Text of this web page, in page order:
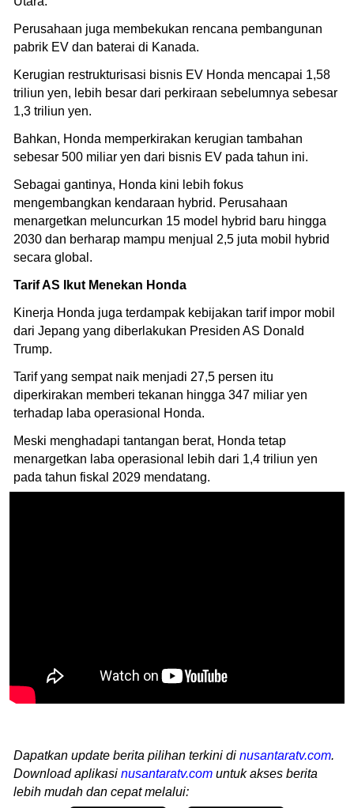
Perusahaan juga membekukan rencana pembangunan
pabrik EV dan baterai di Kanada.
Kerugian restrukturisasi bisnis EV Honda mencapai 1,58
triliun yen, lebih besar dari perkiraan sebelumnya sebesar
1,3 triliun yen.
Bahkan, Honda memperkirakan kerugian tambahan
sebesar 500 miliar yen dari bisnis EV pada tahun ini.
Sebagai gantinya, Honda kini lebih fokus
mengembangkan kendaraan hybrid. Perusahaan
menargetkan meluncurkan 15 model hybrid baru hingga
2030 dan berharap mampu menjual 2,5 juta mobil hybrid
secara global.
Tarif AS Ikut Menekan Honda
Kinerja Honda juga terdampak kebijakan tarif impor mobil
dari Jepang yang diberlakukan Presiden AS Donald
Trump.
Tarif yang sempat naik menjadi 27,5 persen itu
diperkirakan memberi tekanan hingga 347 miliar yen
terhadap laba operasional Honda.
Meski menghadapi tantangan berat, Honda tetap
menargetkan laba operasional lebih dari 1,4 triliun yen
pada tahun fiskal 2029 mendatang.
Dapatkan update berita pilihan terkini di nusantaratv.com.
Download aplikasi nusantaratv.com untuk akses berita
lebih mudah dan cepat melalui: